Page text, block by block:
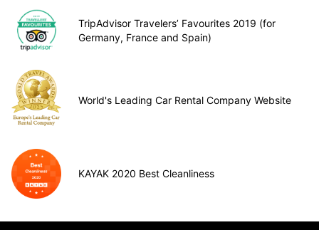
TripAdvisor Travelers’ Favourites 2019 (for
Germany, France and Spain)
World's Leading Car Rental Company Website
KAYAK 2020 Best Cleanliness